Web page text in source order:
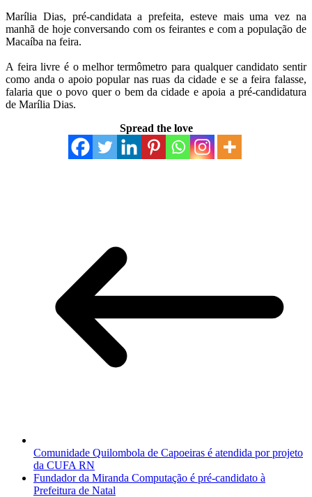
Marília Dias, pré-candidata a prefeita, esteve mais uma vez na
manhã de hoje conversando com os feirantes e com a população de
Macaíba na feira.
A feira livre é o melhor termômetro para qualquer candidato sentir
como anda o apoio popular nas ruas da cidade e se a feira falasse,
falaria que o povo quer o bem da cidade e apoia a pré-candidatura
de Marília Dias.
Spread the love
Comunidade Quilombola de Capoeiras é atendida por projeto
da CUFA RN
Fundador da Miranda Computação é pré-candidato à
Prefeitura de Natal